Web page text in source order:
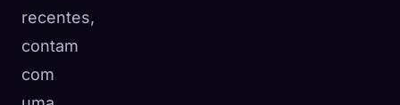
recentes,
contam
com